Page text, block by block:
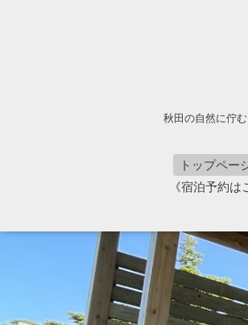
秋田の自然に佇
トップペー
《宿泊予約は